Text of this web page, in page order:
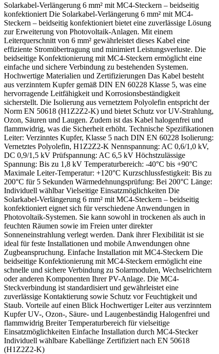
Solarkabel-Verlängerung 6 mm² mit MC4-Steckern – beidseitig
konfektioniert Die Solarkabel-Verlängerung 6 mm² mit MC4-
Steckern – beidseitig konfektioniert bietet eine zuverlässige Lösung
zur Erweiterung von Photovoltaik-Anlagen. Mit einem
Leiterquerschnitt von 6 mm² gewährleistet dieses Kabel eine
effiziente Stromübertragung und minimiert Leistungsverluste. Die
beidseitige Konfektionierung mit MC4-Steckern ermöglicht eine
einfache und sichere Verbindung zu bestehenden Systemen.
Hochwertige Materialien und Zertifizierungen Das Kabel besteht
aus verzinntem Kupfer gemäß DIN EN 60228 Klasse 5, was eine
hervorragende Leitfähigkeit und Korrosionsbeständigkeit
sicherstellt. Die Isolierung aus vernetztem Polyolefin entspricht der
Norm EN 50618 (H1Z2Z2-K) und bietet Schutz vor UV-Strahlung,
Ozon, Säuren und Laugen. Zudem ist das Kabel halogenfrei und
flammwidrig, was die Sicherheit erhöht. Technische Spezifikationen
Leiter: Verzinntes Kupfer, Klasse 5 nach DIN EN 60228 Isolierung:
Vernetztes Polyolefin, H1Z2Z2-K Nennspannung: AC 0,6/1,0 kV,
DC 0,9/1,5 kV Prüfspannung: AC 6,5 kV Höchstzulässige
Spannung: Bis zu 1,8 kV Temperaturbereich: -40°C bis +90°C
Maximale Leiter-Temperatur: +120°C Kurzschlussfestigkeit: Bis zu
200°C für 5 Sekunden Wärmedehnungsprüfung: Bei 200°C Länge:
Individuell wählbar Vielseitige Einsatzmöglichkeiten Die
Solarkabel-Verlängerung 6 mm² mit MC4-Steckern – beidseitig
konfektioniert eignet sich für verschiedene Anwendungen in
Photovoltaik-Systemen. Sie kann sowohl in trockenen als auch in
feuchten Räumen sowie im Freien unter direkter
Sonneneinstrahlung verlegt werden. Dank ihrer Flexibilität ist sie
ideal für feste Installationen und mobile Anwendungen ohne
Zugbeanspruchung. Einfache Installation mit MC4-Steckern Die
beidseitige Konfektionierung mit MC4-Steckern ermöglicht eine
schnelle und sichere Verbindung zu Solarmodulen, Wechselrichtern
oder anderen Komponenten Ihrer PV-Anlage. Die MC4-
Steckverbindung ist standardisiert und gewährleistet eine
zuverlässige Kontaktierung sowie Schutz vor Feuchtigkeit und
Staub. Vorteile auf einen Blick Hochwertiger Leiter aus verzinntem
Kupfer UV-, Ozon-, Säure- und Laugenbeständig Halogenfrei und
flammwidrig Breiter Temperaturbereich für vielseitige
Einsatzmöglichkeiten Einfache Installation durch MC4-Stecker
Individuell wählbare Kabellänge Zertifiziert nach EN 50618
(H1Z2Z2-K)